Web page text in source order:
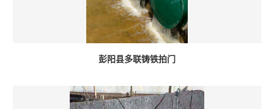
彭阳县多联铸铁拍门